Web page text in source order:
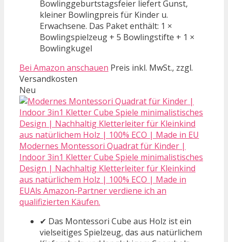
Bowlinggeburtstagsfeier liefert Gunst,
kleiner Bowlingpreis für Kinder u.
Erwachsene. Das Paket enthält: 1 ×
Bowlingspielzeug + 5 Bowlingstifte + 1 ×
Bowlingkugel
Bei Amazon anschauen Preis inkl. MwSt., zzgl.
Versandkosten
Neu
Modernes Montessori Quadrat für Kinder |
Indoor 3in1 Kletter Cube Spiele minimalistisches
Design | Nachhaltig Kletterleiter für Kleinkind
aus natürlichem Holz | 100% ECO | Made in
EUAls Amazon-Partner verdiene ich an
qualifizierten Käufen.
✔ Das Montessori Cube aus Holz ist ein
vielseitiges Spielzeug, das aus natürlichem